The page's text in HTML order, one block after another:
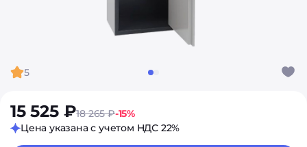
5
15 525 ₽18 265 ₽-15%
Цена указана с учетом НДС 22%